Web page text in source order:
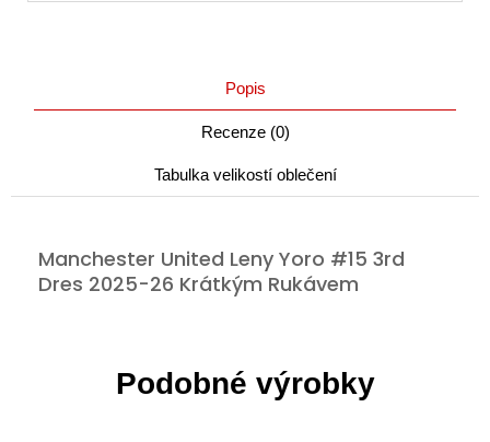
Popis
Recenze (0)
Tabulka velikostí oblečení
Manchester United Leny Yoro #15 3rd
Dres 2025-26 Krátkým Rukávem
Podobné výrobky